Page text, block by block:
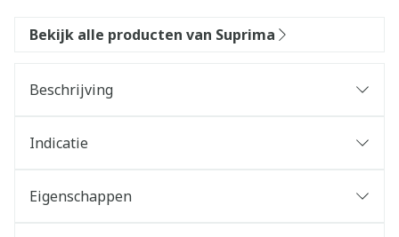
Bekijk alle producten van Suprima
Beschrijving
Indicatie
Eigenschappen